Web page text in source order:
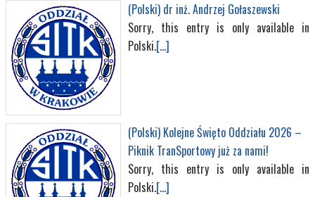
(Polski) dr inż. Andrzej Gołaszewski
Sorry, this entry is only available in
Polski.[...]
(Polski) Kolejne Święto Oddziału 2026 –
Piknik TranSportowy już za nami!
Sorry, this entry is only available in
Polski.[...]